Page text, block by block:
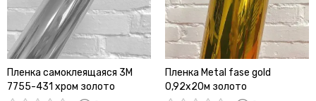
Пленка самоклеящаяся 3М
7755-431 хром золото
Пленка Metal fase gold
0,92х20м золото